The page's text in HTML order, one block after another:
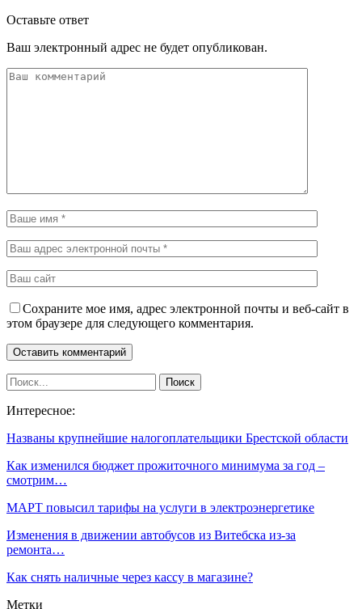
Оставьте ответ
Ваш электронный адрес не будет опубликован.
Сохраните мое имя, адрес электронной почты и веб-сайт в
этом браузере для следующего комментария.
Интересное:
Названы крупнейшие налогоплательщики Брестской области
Как изменился бюджет прожиточного минимума за год –
смотрим…
МАРТ повысил тарифы на услуги в электроэнергетике
Изменения в движении автобусов из Витебска из-за
ремонта…
Как снять наличные через кассу в магазине?
Метки